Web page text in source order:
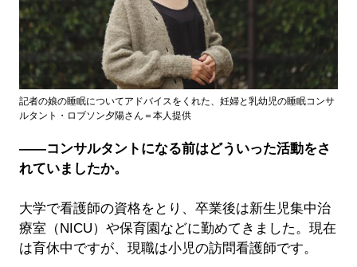
記者の娘の睡眠についてアドバイスをくれた、妊婦と乳幼児の睡眠コンサ
ルタント・ロブソン夕陽さん＝本人提供
――コンサルタントになる前はどういった活動をさ
れていましたか。
大学で看護師の資格をとり、卒業後は新生児集中治
療室（NICU）や保育園などに勤めてきました。現在
は育休中ですが、現職は小児の訪問看護師です。